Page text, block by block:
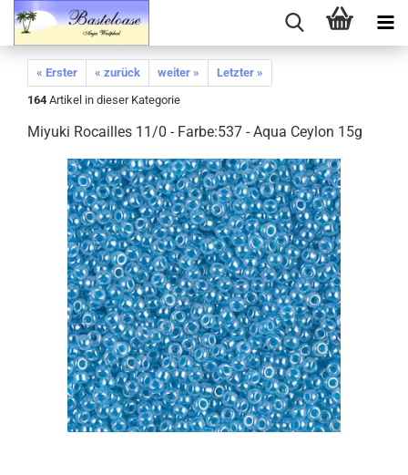
« Erster « zurück weiter »
Letzter »
164 Artikel in dieser Kategorie
Miyuki Rocailles 11/0 - Farbe:537 - Aqua Ceylon 15g